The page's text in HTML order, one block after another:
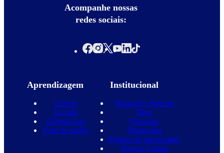
Acompanhe nossas
redes sociais:
Aprendizagem
Cursos
Escolas
Diferenciais
Teste de inglês
Institucional
Wizard by Pearson
Blog
Parcerias
Promoções
Política de privacidade
Projeto Águias